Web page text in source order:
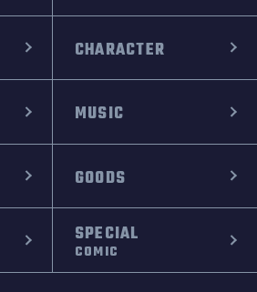
CHARACTER
MUSIC
GOODS
SPECIAL
COMIC